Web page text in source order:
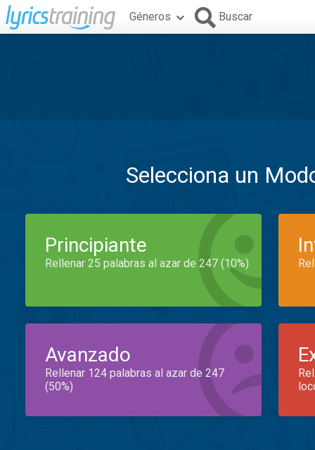
Géneros Buscar
Selecciona un
Principiante
Rellenar 25 palabras al azar de 247 (10%)
Avanzado
Rellenar 124 palabras al azar de 247
(50%)